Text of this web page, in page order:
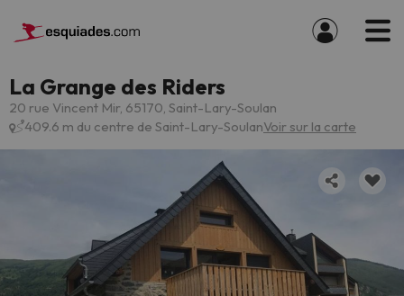
La Grange des Riders
20 rue Vincent Mir, 65170, Saint-Lary-Soulan
409.6 m du centre de Saint-Lary-SoulanVoir sur la carte